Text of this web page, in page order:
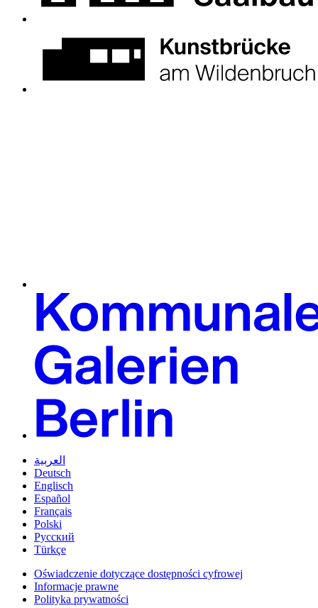
العربية
Deutsch
Englisch
Español
Français
Polski
Русский
Türkçe
Oświadczenie dotyczące dostępności cyfrowej
Informacje prawne
Polityka prywatności